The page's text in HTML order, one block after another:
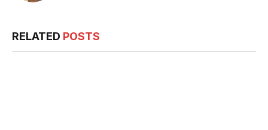
RELATED POSTS